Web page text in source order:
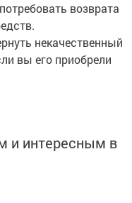
возврата
некачественный
вы его приобрели
и интересным в